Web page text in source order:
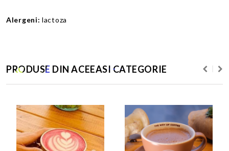
Alergeni: lactoza
PRODUSE DIN ACEEASI CATEGORIE